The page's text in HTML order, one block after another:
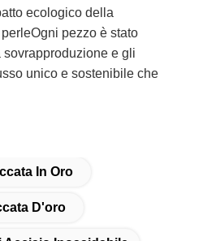
ecologico della
pezzo è stato
e gli
unico e sostenibile che
In Oro
D'oro